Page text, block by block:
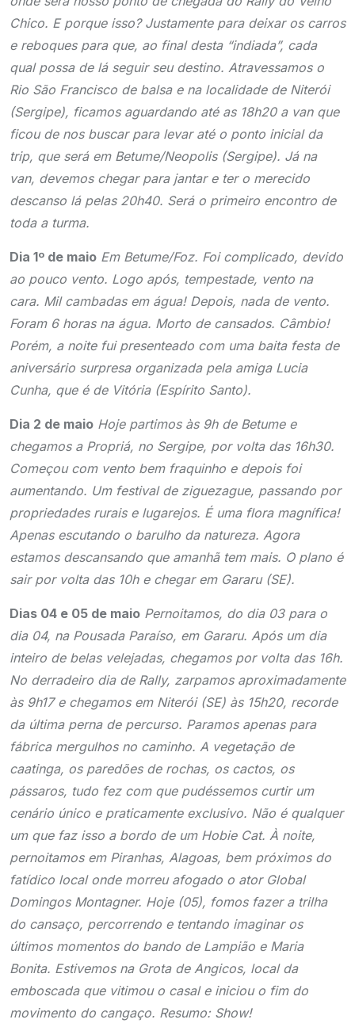
Chico. E porque isso? Justamente para deixar os carros
e reboques para que, ao final desta “indiada”, cada
qual possa de lá seguir seu destino. Atravessamos o
Rio São Francisco de balsa e na localidade de Niterói
(Sergipe), ficamos aguardando até as 18h20 a van que
ficou de nos buscar para levar até o ponto inicial da
trip, que será em Betume/Neopolis (Sergipe). Já na
van, devemos chegar para jantar e ter o merecido
descanso lá pelas 20h40. Será o primeiro encontro de
toda a turma.
Dia 1º de maio Em Betume/Foz. Foi complicado, devido
ao pouco vento. Logo após, tempestade, vento na
cara. Mil cambadas em água! Depois, nada de vento.
Foram 6 horas na água. Morto de cansados. Câmbio!
Porém, a noite fui presenteado com uma baita festa de
aniversário surpresa organizada pela amiga Lucia
Cunha, que é de Vitória (Espírito Santo).
Dia 2 de maio Hoje partimos às 9h de Betume e
chegamos a Propriá, no Sergipe, por volta das 16h30.
Começou com vento bem fraquinho e depois foi
aumentando. Um festival de ziguezague, passando por
propriedades rurais e lugarejos. É uma flora magnífica!
Apenas escutando o barulho da natureza. Agora
estamos descansando que amanhã tem mais. O plano é
sair por volta das 10h e chegar em Gararu (SE).
Dias 04 e 05 de maio Pernoitamos, do dia 03 para o
dia 04, na Pousada Paraíso, em Gararu. Após um dia
inteiro de belas velejadas, chegamos por volta das 16h.
No derradeiro dia de Rally, zarpamos aproximadamente
às 9h17 e chegamos em Niterói (SE) às 15h20, recorde
da última perna de percurso. Paramos apenas para
fábrica mergulhos no caminho. A vegetação de
caatinga, os paredões de rochas, os cactos, os
pássaros, tudo fez com que pudéssemos curtir um
cenário único e praticamente exclusivo. Não é qualquer
um que faz isso a bordo de um Hobie Cat. À noite,
pernoitamos em Piranhas, Alagoas, bem próximos do
fatídico local onde morreu afogado o ator Global
Domingos Montagner. Hoje (05), fomos fazer a trilha
do cansaço, percorrendo e tentando imaginar os
últimos momentos do bando de Lampião e Maria
Bonita. Estivemos na Grota de Angicos, local da
emboscada que vitimou o casal e iniciou o fim do
movimento do cangaço. Resumo: Show!